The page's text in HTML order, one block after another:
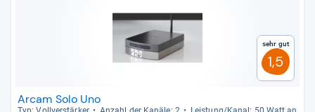
Sehr gut
1,5
Arcam Solo Uno